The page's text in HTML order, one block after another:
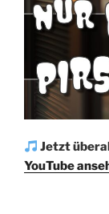
Jetzt
YouTube